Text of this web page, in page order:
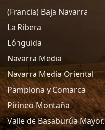
(Francia) Baja Navarra
La Ribera
Lónguida
Navarra Media
Navarra Media Oriental
Pamplona y Comarca
Pirineo-Montaña
Valle de Basaburúa Mayor.